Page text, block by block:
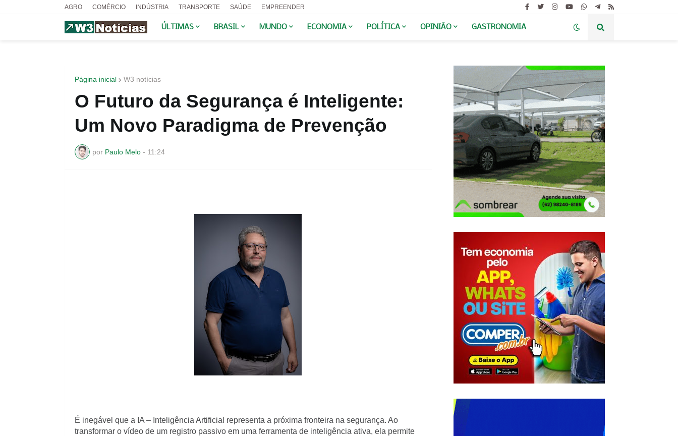
AGRO COMÉRCIO INDÚSTRIA TRANSPORTE SAÚDE EMPREENDER
ÚLTIMAS BRASIL MUNDO ECONOMIA POLÍTICA OPINIÃO GASTRONOMIA
Página inicial W3 notícias
O Futuro da Segurança é Inteligente:
Um Novo Paradigma de Prevenção
por Paulo Melo - 11:24
É inegável que a IA – Inteligência Artificial representa a próxima fronteira na segurança. Ao
transformar o vídeo de um registro passivo em uma ferramenta de inteligência ativa, ela permite